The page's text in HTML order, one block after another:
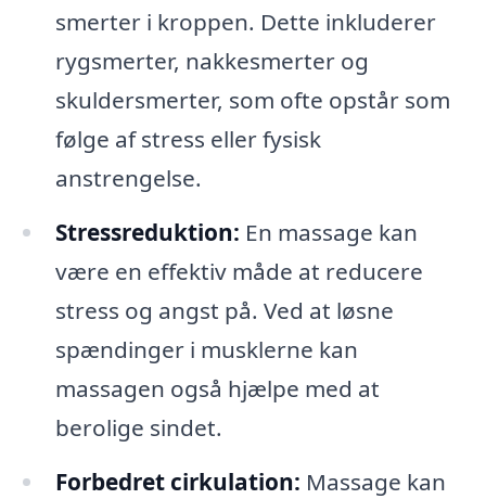
smerter i kroppen. Dette inkluderer
rygsmerter, nakkesmerter og
skuldersmerter, som ofte opstår som
følge af stress eller fysisk
anstrengelse.
Stressreduktion: En massage kan
være en effektiv måde at reducere
stress og angst på. Ved at løsne
spændinger i musklerne kan
massagen også hjælpe med at
berolige sindet.
Forbedret cirkulation: Massage kan